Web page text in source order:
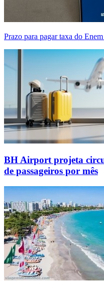
Prazo para pagar taxa do
BH Airport projeta
de passageiros por mês